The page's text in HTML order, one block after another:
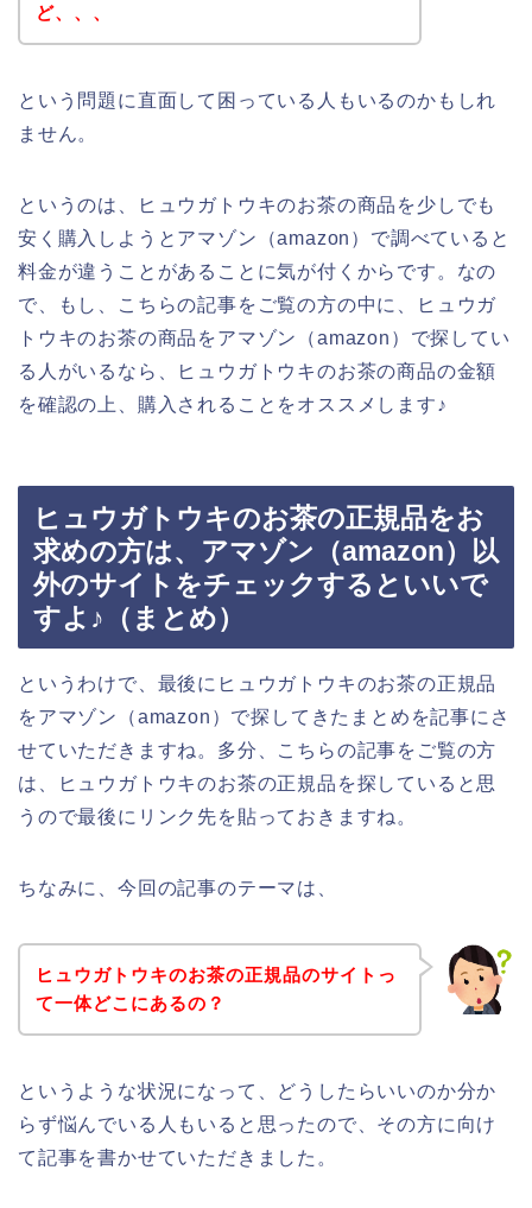
ど、、、
という問題に直面して困っている人もいるのかもしれ
ません。
というのは、ヒュウガトウキのお茶の商品を少しでも
安く購入しようとアマゾン（amazon）で調べていると
料金が違うことがあることに気が付くからです。なの
で、もし、こちらの記事をご覧の方の中に、ヒュウガ
トウキのお茶の商品をアマゾン（amazon）で探してい
る人がいるなら、ヒュウガトウキのお茶の商品の金額
を確認の上、購入されることをオススメします♪
ヒュウガトウキのお茶の正規品をお
求めの方は、アマゾン（amazon）以
外のサイトをチェックするといいで
すよ♪（まとめ）
というわけで、最後にヒュウガトウキのお茶の正規品
をアマゾン（amazon）で探してきたまとめを記事にさ
せていただきますね。多分、こちらの記事をご覧の方
は、ヒュウガトウキのお茶の正規品を探していると思
うので最後にリンク先を貼っておきますね。
ちなみに、今回の記事のテーマは、
ヒュウガトウキのお茶の正規品のサイトっ
て一体どこにあるの？
というような状況になって、どうしたらいいのか分か
らず悩んでいる人もいると思ったので、その方に向け
て記事を書かせていただきました。